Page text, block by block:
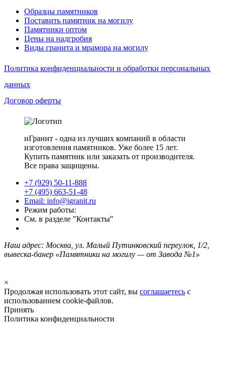
Образцы памятников
Поставить памятник на могилу
Памятники оптом
Цены на надгробия
Виды гранита и мрамора на могилу
Политика конфиденциальности и обработки персональных
данных
Договор оферты
иГранит - одна из лучших компаний в области
изготовления памятников. Уже более 15 лет.
Купить памятник или заказать от производителя.
Все права защищены.
+7 (929) 50-11-888
+7 (495) 663-51-48
Email: info@igranit.ru
Режим работы:
См. в разделе "Контакты"
Наш адрес: Москва, ул. Малый Путинковский переулок, 1/2,
вывеска-банер «Памятники на могилу — от Завода №1»
×
Продолжая использовать этот сайт, вы соглашаетесь с
использованием cookie-файлов.
Принять
Политика конфиденциальности